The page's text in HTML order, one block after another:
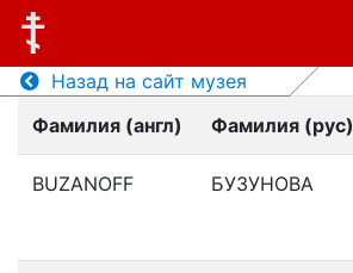
Назад на сайт музея
Фамилия (англ)
Фамилия (рус)
BUZANOFF БУЗУНОВА